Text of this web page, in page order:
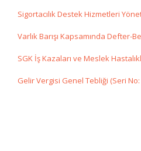
Sigortacılık Destek Hizmetleri
Varlık Barışı Kapsamında Defter-
SGK İş Kazaları ve Meslek
Gelir Vergisi Genel Tebliği (Seri No: